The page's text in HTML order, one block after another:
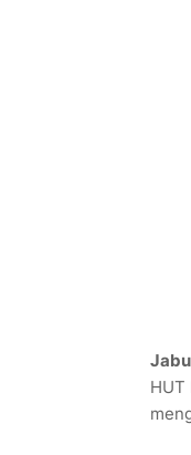
HUT